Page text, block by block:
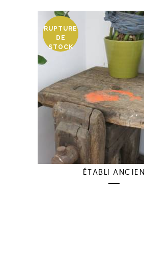
RUPTURE
DE
STOCK
ÉTABLI ANCIEN